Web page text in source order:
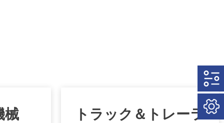
械
トラック＆トレーラ